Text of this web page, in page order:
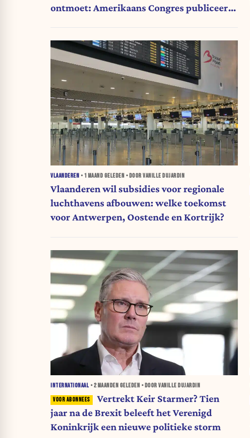
ontmoet: Amerikaans Congres publiceert
VLAANDEREN • 1 MAAND GELEDEN • DOOR VANILLE DUJARDIN
Vlaanderen wil subsidies voor regionale
luchthavens afbouwen: welke toekomst
voor Antwerpen, Oostende en Kortrijk?
INTERNATIONAAL •2 MAANDEN GELEDEN • DOOR VANILLE DUJARDIN
Vertrekt Keir Starmer? Tien
jaar na de Brexit beleeft het Verenigd
Koninkrijk een nieuwe politieke storm